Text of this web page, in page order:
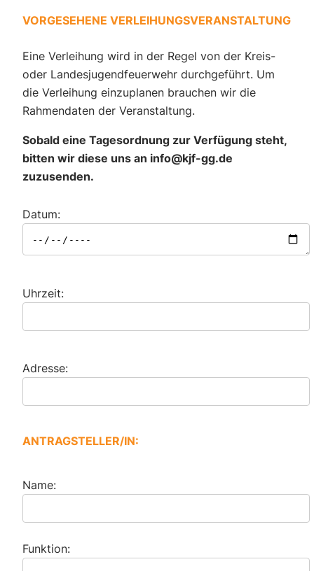
VORGESEHENE VERLEIHUNGSVERANSTALTUNG
Eine Verleihung wird in der Regel von der Kreis-
oder Landesjugendfeuerwehr durchgeführt. Um
die Verleihung einzuplanen brauchen wir die
Rahmendaten der Veranstaltung.
Sobald eine Tagesordnung zur Verfügung steht,
bitten wir diese uns an info@kjf-gg.de
zuzusenden.
Datum:
Uhrzeit:
Adresse:
ANTRAGSTELLER/IN:
Name:
Funktion: